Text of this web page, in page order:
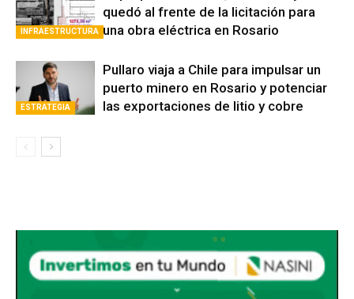
INFRAESTRUCTURA
una obra eléctrica en Rosario
ESTRATEGIA
puerto minero en Rosario y potenciar
las exportaciones de litio y cobre